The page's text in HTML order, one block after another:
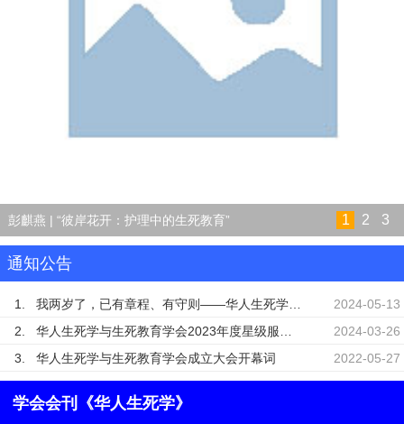
1 2 3
彭麒燕 | “彼岸花开：护理中的生死教育”
通知公告
1. 我两岁了，已有章程、有守则——华人生死学与生死教育学会成立两周年记
2024-05-13
2.
2024-03-26
3.
华人生死学与生死教育学会成立大会开幕词 2022-05-27
学会会刊《华人生死学》